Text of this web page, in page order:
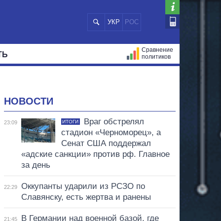
УКР РОС
Сравнение
политиков
НОВОСТИ
23:09 ИТОГИ
Враг обстрелял
стадион «Черноморец», а
Сенат США поддержал
«адские санкции» против рф. Главное
за день
22:29
Оккупанты ударили из РСЗО по
Славянску, есть жертва и ранены
21:45
В Германии над военной базой, где